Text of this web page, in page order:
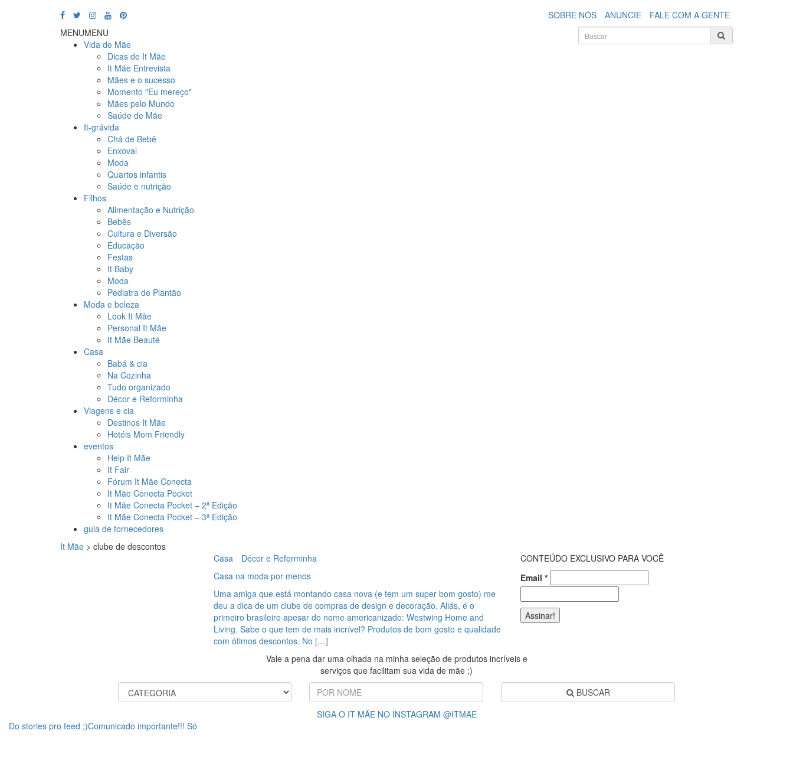
SOBRE NÓS ANUNCIE
FALE COM A GENTE
MENUMENU
Vida de Mãe
Dicas de It Mãe
It Mãe Entrevista
Mães e o sucesso
Momento "Eu mereço"
Mães pelo Mundo
Saúde de Mãe
It-grávida
Chá de Bebê
Enxoval
Moda
Quartos infantis
Saúde e nutrição
Filhos
Alimentação e Nutrição
Bebês
Cultura e Diversão
Educação
Festas
It Baby
Moda
Pediatra de Plantão
Moda e beleza
Look It Mãe
Personal It Mãe
It Mãe Beauté
Casa
Babá & cia
Na Cozinha
Tudo organizado
Décor e Reforminha
Viagens e cia
Destinos It Mãe
Hotéis Mom Friendly
eventos
Help It Mãe
It Fair
Fórum It Mãe Conecta
It Mãe Conecta Pocket
It Mãe Conecta Pocket – 2ª Edição
It Mãe Conecta Pocket – 3ª Edição
guia de fornecedores
It Mãe > clube de descontos
Casa
Décor e Reforminha
Casa na moda por menos
Uma amiga que está montando casa nova (e tem um super bom gosto) me
deu a dica de um clube de compras de design e decoração. Aliás, é o
primeiro brasileiro apesar do nome americanizado: Westwing Home and
Living. Sabe o que tem de mais incrível? Produtos de bom gosto e qualidade
com ótimos descontos. No […]
CONTEÚDO EXCLUSIVO PARA VOCÊ
Email *
Vale a pena dar uma olhada na minha seleção de produtos incríveis e
serviços que facilitam sua vida de mãe ;)
BUSCAR
SIGA O IT MÃE NO INSTAGRAM @ITMAE
Do stories pro feed ;)Comunicado importante!!! Só